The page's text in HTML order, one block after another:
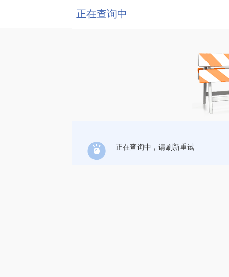
正在查询中
正在查询中，请刷新重试